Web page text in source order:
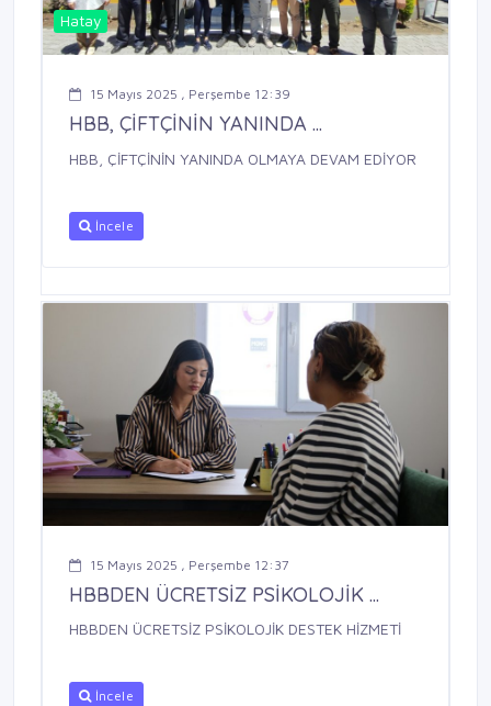
Hatay
15 Mayıs 2025 , Perşembe 12:39
HBB, ÇİFTÇİNİN YANINDA ...
HBB, ÇİFTÇİNİN YANINDA OLMAYA DEVAM EDİYOR
İncele
15 Mayıs 2025 , Perşembe 12:37
HBBDEN ÜCRETSİZ PSİKOLOJİK ...
HBBDEN ÜCRETSİZ PSİKOLOJİK DESTEK HİZMETİ
İncele